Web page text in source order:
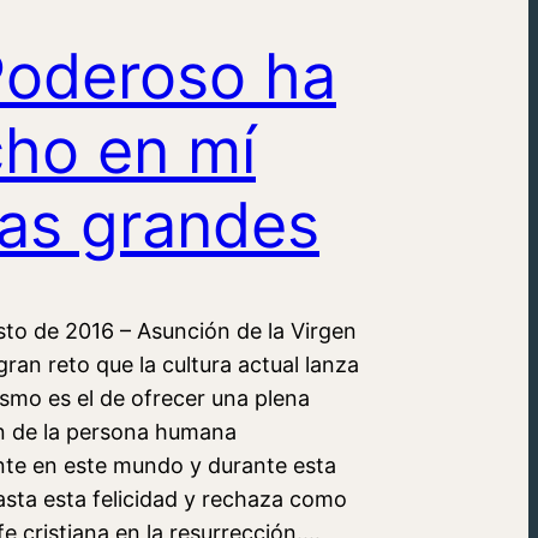
ha
en mí
grandes
de 2016 – Asunción de la Virgen
reto que la cultura actual lanza
es el de ofrecer una plena
de la persona humana
en este mundo y durante esta
esta felicidad y rechaza como
cristiana en la resurrección.…